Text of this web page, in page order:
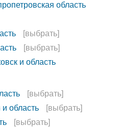
область
[выбрать]
[выбрать]
и область
[выбрать]
область
[выбрать]
[выбрать]